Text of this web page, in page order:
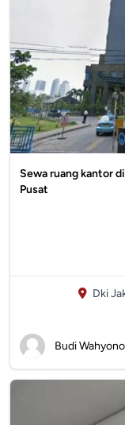
Sewa ruang kantor
Pusat
Dki
Budi Wahyono